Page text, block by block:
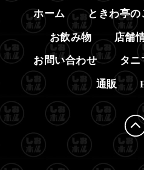
ホーム ときわ亭の
お飲み物 店舗
お問い合わせ タニ
通販